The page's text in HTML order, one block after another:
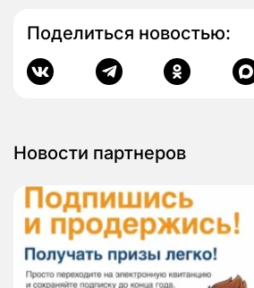
Поделиться новостью:
Новости партнеров